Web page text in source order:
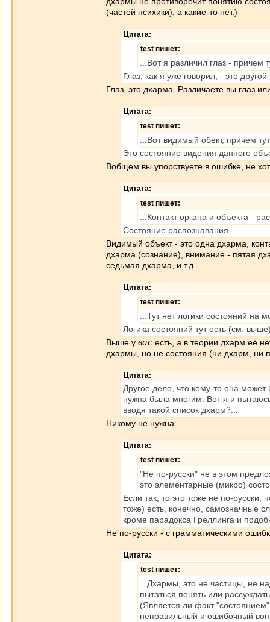
(частей психики), а какие-то нет.)
Цитата:
test пишет:
...Вот я различил глаз - причем
Глаз, как я уже говорил, - это
Глаз, это дхарма. Различаете вы глаз
Цитата:
test пишет:
...Вот видимый обект, причем
Это состояние видения данного
Вобщем вы упорствуете в ошибке, не
Цитата:
test пишет:
...Контакт органа и объекта -
Состояние распознавания...
Видимый объект - это одна дхарма,
дхарма (сознание), внимание - пятая
седьмая дхарма, и т.д.
Цитата:
test пишет:
...Тут нет логики состояний на
Логика состояний тут есть (см.
Выше у вас есть, а в теории дхарм её
дхармы, но не состояния (ни дхарм, ни
Цитата:
Другое дело, что кому-то она
нужна была многим. Вот я и
вводя такой список дхарм?...
Никому не нужна.
Цитата:
test пишет:
"Не по-русски" не в этом
это элементарные (микро)
Если так, то это тоже не по-русски,
тоже) есть, конечно, самозначные
кроме парадокса Греллинга и
Не по-русски - с грамматическими
Цитата:
test пишет:
...Дхармы, это не частицы, не
пытаться понять или
(Является ли факт
неправильный и ошибочный